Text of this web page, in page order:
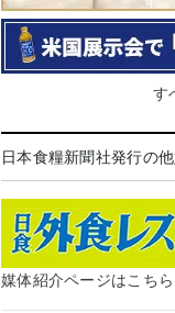
す
日本食糧新聞社発行の
媒体紹介ページはこちら